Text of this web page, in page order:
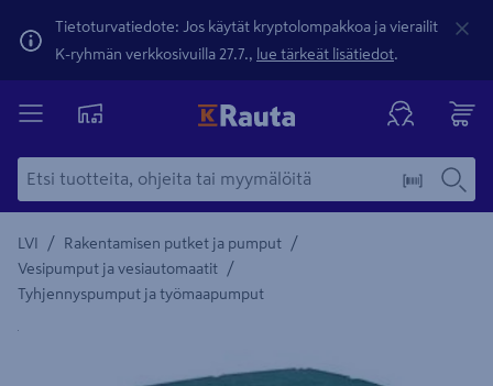
Tietoturvatiedote: Jos käytät kryptolompakkoa ja vierailit
K-ryhmän verkkosivuilla 27.7., lue tärkeät lisätiedot.
LVI / Rakentamisen putket ja pumput /
Vesipumput ja vesiautomaatit /
Tyhjennyspumput ja työmaapumput
Yksityiskohtainen kuvaus löytyy Tuotteen kuvaus -